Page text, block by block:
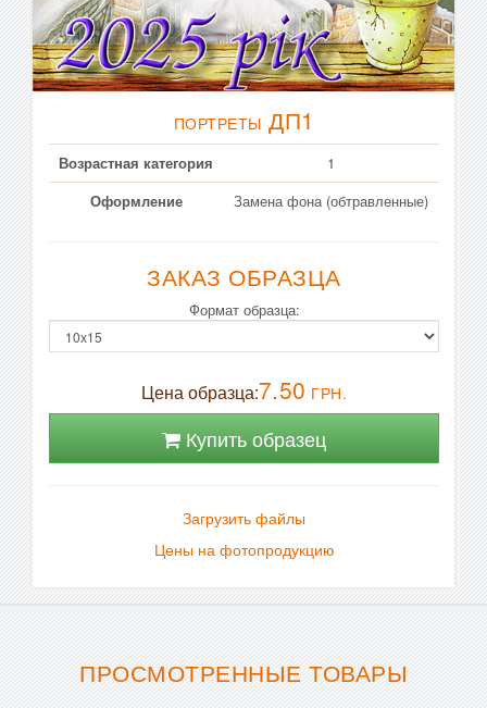
ПОРТРЕТЫ ДП1
Возрастная категория
1
Оформление
Замена фона (обтравленные)
ЗАКАЗ ОБРАЗЦА
Формат образца:
Цена образца:7.50 ГРН.
Купить образец
Загрузить файлы
Цены на фотопродукцию
ПРОСМОТРЕННЫЕ ТОВАРЫ